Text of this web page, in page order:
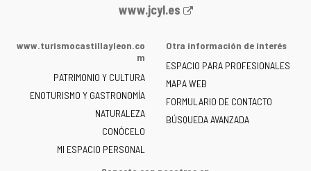
Portal
la
de
Castilla
y
León
-
www.jcyl.es
www.turismocastillayleon.co
m
PATRIMONIO Y CULTURA
ENOTURISMO Y GASTRONOMÍA
NATURALEZA
CONÓCELO
MI ESPACIO PERSONAL
Otra información de interés
ESPACIO PARA PROFESIONALES
MAPA WEB
FORMULARIO DE CONTACTO
BÚSQUEDA AVANZADA